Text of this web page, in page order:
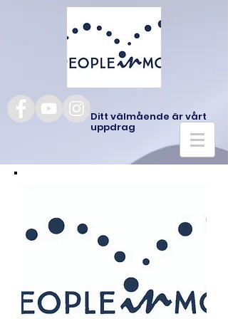
Ditt välmående är vårt
uppdrag